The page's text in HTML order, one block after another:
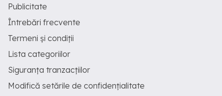
Publicitate
Întrebări frecvente
Termeni și condiții
Lista categoriilor
Siguranța tranzacțiilor
Modifică setările de confidențialitate